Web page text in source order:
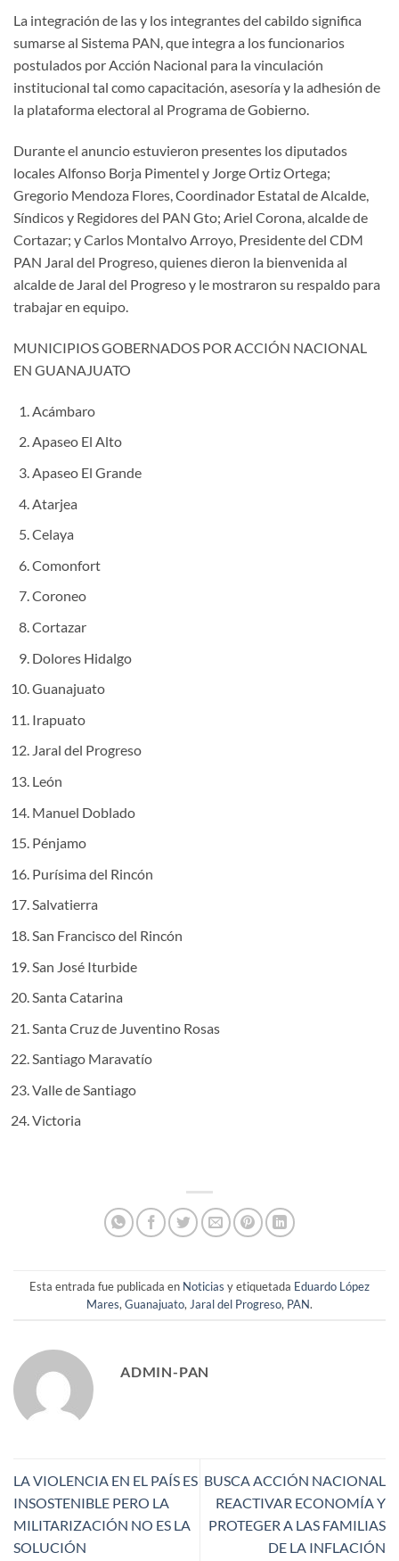
La integración de las y los integrantes del cabildo significa
sumarse al Sistema PAN, que integra a los funcionarios
postulados por Acción Nacional para la vinculación
institucional tal como capacitación, asesoría y la adhesión de
la plataforma electoral al Programa de Gobierno.
Durante el anuncio estuvieron presentes los diputados
locales Alfonso Borja Pimentel y Jorge Ortiz Ortega;
Gregorio Mendoza Flores, Coordinador Estatal de Alcalde,
Síndicos y Regidores del PAN Gto; Ariel Corona, alcalde de
Cortazar; y Carlos Montalvo Arroyo, Presidente del CDM
PAN Jaral del Progreso, quienes dieron la bienvenida al
alcalde de Jaral del Progreso y le mostraron su respaldo para
trabajar en equipo.
MUNICIPIOS GOBERNADOS POR ACCIÓN NACIONAL
EN GUANAJUATO
Acámbaro
Apaseo El Alto
Apaseo El Grande
Atarjea
Celaya
Comonfort
Coroneo
Cortazar
Dolores Hidalgo
Guanajuato
Irapuato
Jaral del Progreso
León
Manuel Doblado
Pénjamo
Purísima del Rincón
Salvatierra
San Francisco del Rincón
San José Iturbide
Santa Catarina
Santa Cruz de Juventino Rosas
Santiago Maravatío
Valle de Santiago
Victoria
Esta entrada fue publicada en Noticias y etiquetada Eduardo López
Mares, Guanajuato, Jaral del Progreso, PAN.
ADMIN-PAN
LA VIOLENCIA EN EL PAÍS ES
INSOSTENIBLE PERO LA
MILITARIZACIÓN NO ES LA
SOLUCIÓN
BUSCA ACCIÓN NACIONAL
REACTIVAR ECONOMÍA Y
PROTEGER A LAS FAMILIAS
DE LA INFLACIÓN